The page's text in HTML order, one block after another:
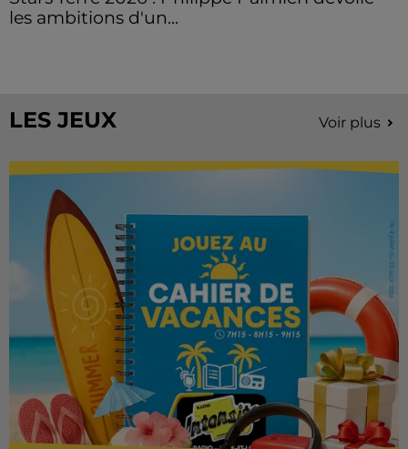
les ambitions d'un...
LES JEUX Voir plus